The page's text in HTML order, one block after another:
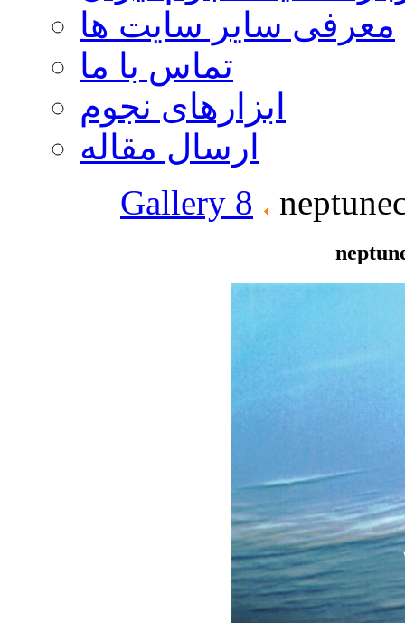
معرفی سایر سایت ها
تماس با ما
ابزارهای نجوم
ارسال مقاله
Gallery 8